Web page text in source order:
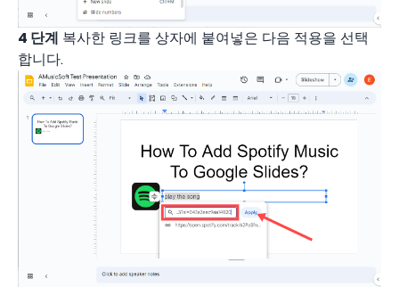
4 단계 복사한 링크를 상자에 붙여넣은 다음 적용을 선택
합니다.